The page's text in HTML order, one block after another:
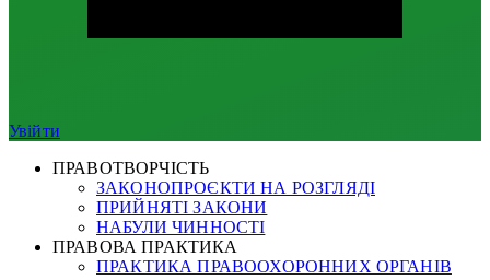
Увійти
ПРАВОТВОРЧІСТЬ
ЗАКОНОПРОЄКТИ НА РОЗГЛЯДІ
ПРИЙНЯТІ ЗАКОНИ
НАБУЛИ ЧИННОСТІ
ПРАВОВА ПРАКТИКА
ПРАКТИКА ПРАВООХОРОННИХ ОРГАНІВ